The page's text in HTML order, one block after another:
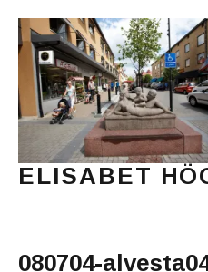
ELISABET
080704-